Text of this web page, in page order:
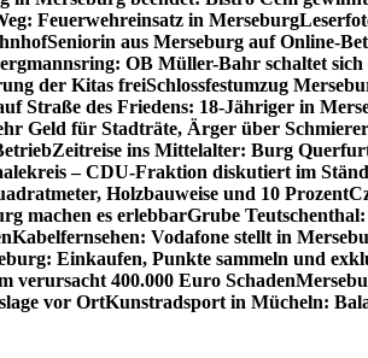
Feuerwehreinsatz in Merseburg
Seniorin aus Merseburg auf Online-
OB Müller-Bahr schaltet sich
der Kitas freiSchlossfestumzug
Straße des Friedens: 18-Jähriger in
Geld für Stadträte, Ärger über
Zeitreise ins Mittelalter: Burg
– CDU-Fraktion diskutiert im
Holzbauweise und 10 Prozent
machen es erlebbarGrube
Kabelfernsehen: Vodafone stellt in
Einkaufen, Punkte sammeln und
verursacht 400.000 Euro Schaden
vor OrtKunstradsport in Mücheln: